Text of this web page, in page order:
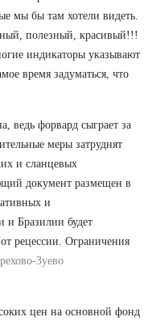
мы бы там хотели видеть.
полезный, красивый!!!
индикаторы указывают
время задуматься, что
форвард сыграет за
меры затруднят
и сланцевых
документ размещен в
и
и Бразилии будет
рецессии. Ограничения
Зуево
цен на основной фонд